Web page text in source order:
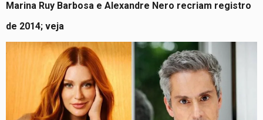
Marina Ruy Barbosa e Alexandre Nero recriam registro
de 2014; veja